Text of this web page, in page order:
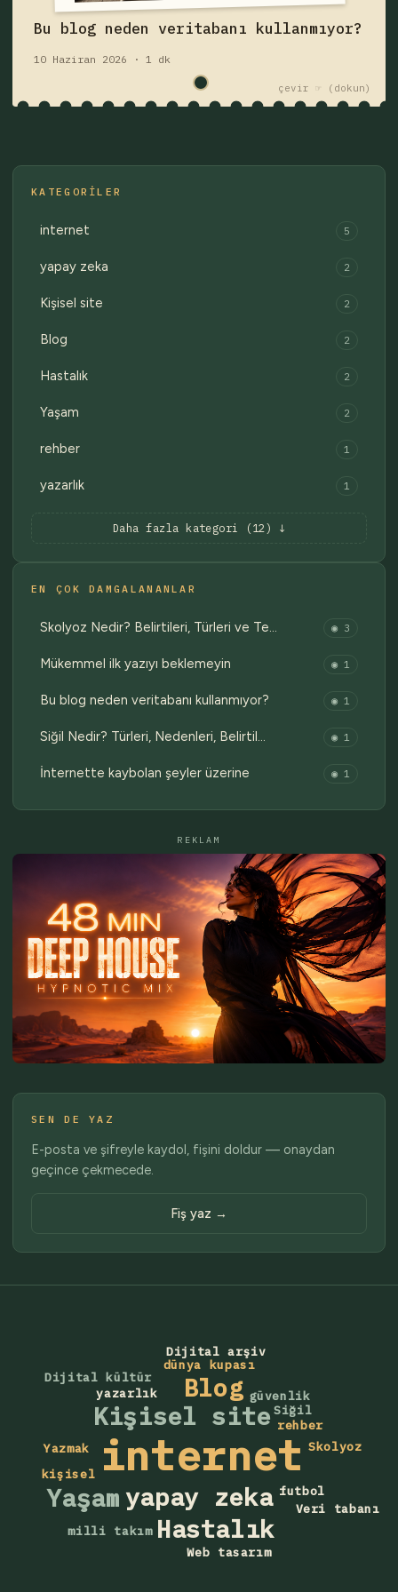
Bu blog neden veritabanı kullanmıyor?
10 Haziran 2026 · 1 dk
çevir ☞
Fişi çek — yazıyı oku
Eski fişler →
KATEGORILER
internet 5
yapay zeka 2
Kişisel site 2
Blog 2
Hastalık 2
Yaşam 2
rehber 1
yazarlık 1
Daha fazla kategori (12) ↓
EN ÇOK DAMGALANANLAR
Skolyoz Nedir? Belirtileri, Türleri ve Te… ◉ 3
Mükemmel ilk yazıyı beklemeyin ◉ 1
Bu blog neden veritabanı kullanmıyor? ◉ 1
Siğil Nedir? Türleri, Nedenleri, Belirtil… ◉ 1
İnternette kaybolan şeyler üzerine ◉ 1
REKLAM
SEN DE YAZ
E-posta ve şifreyle kaydol, fişini doldur — onaydan
geçince çekmecede.
Fiş yaz →
internet
yapay zeka
Kişisel site
Blog
Hastalık
Yaşam
rehber
yazarlık güvenlik
kişisel
futbol
milli takım
dünya kupası
Web tasarım
Dijital kültür
Yazmak
Dijital arşiv
Siğil
Skolyoz
Veri tabanı